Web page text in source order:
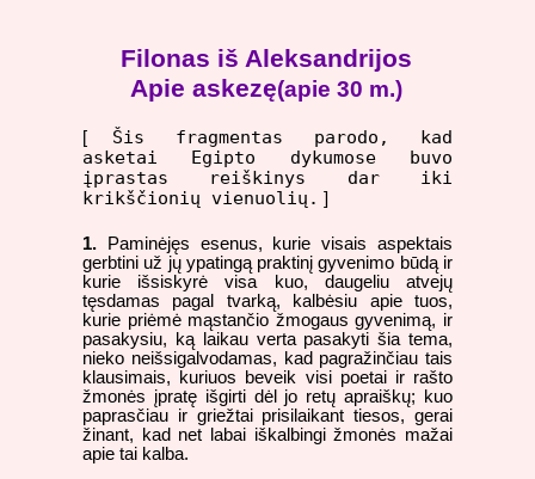
Filonas iš Aleksandrijos
Apie askezę(apie 30 m.)
[ Šis fragmentas parodo, kad
asketai Egipto dykumose buvo
įprastas reiškinys dar iki
krikščionių vienuolių. ]
1. Paminėjęs esenus, kurie visais aspektais
gerbtini už jų ypatingą praktinį gyvenimo būdą ir
kurie išsiskyrė visa kuo, daugeliu atvejų
tęsdamas pagal tvarką, kalbėsiu apie tuos,
kurie priėmė mąstančio žmogaus gyvenimą, ir
pasakysiu, ką laikau verta pasakyti šia tema,
nieko neišsigalvodamas, kad pagražinčiau tais
klausimais, kuriuos beveik visi poetai ir rašto
žmonės įpratę išgirti dėl jo retų apraiškų; kuo
paprasčiau ir griežtai prisilaikant tiesos, gerai
žinant, kad net labai iškalbingi žmonės mažai
apie tai kalba.